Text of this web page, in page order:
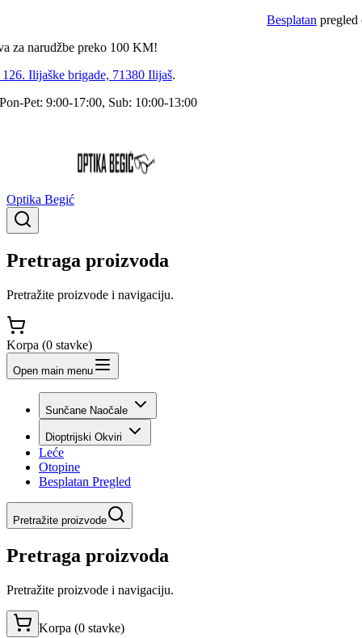
Besplatan pregled
narudžbe preko 100 KM!
Ilijaške brigade, 71380 Ilijaš.
9:00-17:00, Sub: 10:00-13:00
Optika Begić
Pretraga proizvoda
Pretražite proizvode i navigaciju.
Korpa (0 stavke)
Open main menu
Sunčane Naočale
Dioptrijski Okviri
Leće
Otopine
Besplatan Pregled
Pretražite proizvode
Pretraga proizvoda
Pretražite proizvode i navigaciju.
Korpa (0 stavke)